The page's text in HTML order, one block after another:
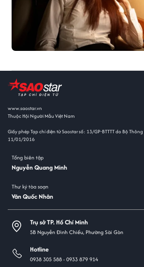
www.saostar.vn
Thuộc Hội Người Mẫu Việt Nam
Giấy phép Tạp chí điện tử Saostar số: 13/GP-BTTTT do Bộ
11/01/2016
Tổng biên tập
Nguyễn Quang Minh
Thư ký tòa soạn
Văn Quốc Nhân
Trụ sở TP. Hồ Chí Minh
5B Nguyễn Đình Chiểu, Phường Sài Gòn
Hotline
0938 305 588 -0933 879 914